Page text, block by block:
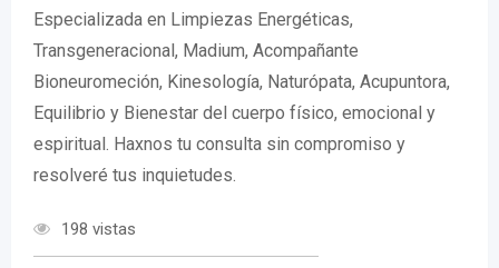
Especializada en Limpiezas Energéticas,
Transgeneracional, Madium, Acompañante
Bioneuromeción, Kinesología, Naturópata, Acupuntora,
Equilibrio y Bienestar del cuerpo físico, emocional y
espiritual. Haxnos tu consulta sin compromiso y
resolveré tus inquietudes.
198 vistas